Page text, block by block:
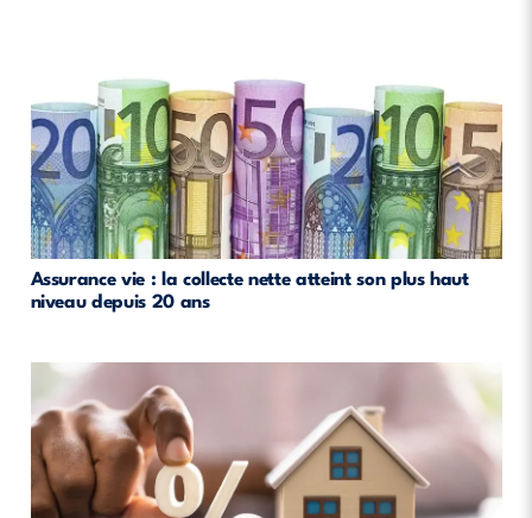
Assurance vie : la collecte nette atteint son plus haut
niveau depuis 20 ans